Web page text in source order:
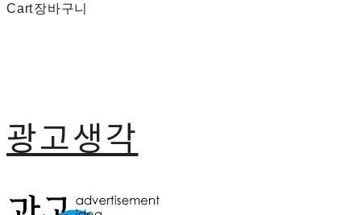
Cart장바구니
광고생각